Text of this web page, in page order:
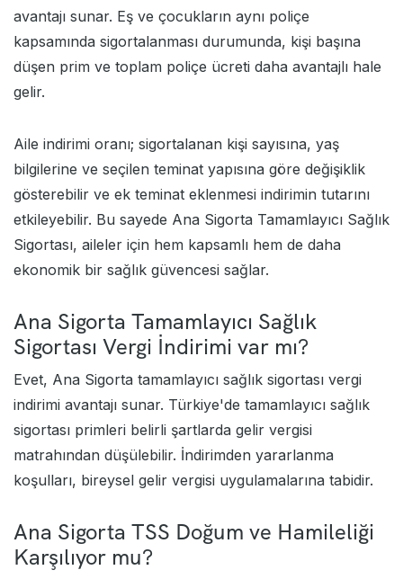
avantajı sunar. Eş ve çocukların aynı poliçe
kapsamında sigortalanması durumunda, kişi başına
düşen prim ve toplam poliçe ücreti daha avantajlı hale
gelir.
Aile indirimi oranı; sigortalanan kişi sayısına, yaş
bilgilerine ve seçilen teminat yapısına göre değişiklik
gösterebilir ve ek teminat eklenmesi indirimin tutarını
etkileyebilir. Bu sayede Ana Sigorta Tamamlayıcı Sağlık
Sigortası, aileler için hem kapsamlı hem de daha
ekonomik bir sağlık güvencesi sağlar.
Ana Sigorta Tamamlayıcı Sağlık
Sigortası Vergi İndirimi var mı?
Evet, Ana Sigorta tamamlayıcı sağlık sigortası vergi
indirimi avantajı sunar. Türkiye'de tamamlayıcı sağlık
sigortası primleri belirli şartlarda gelir vergisi
matrahından düşülebilir. İndirimden yararlanma
koşulları, bireysel gelir vergisi uygulamalarına tabidir.
Ana Sigorta TSS Doğum ve Hamileliği
Karşılıyor mu?